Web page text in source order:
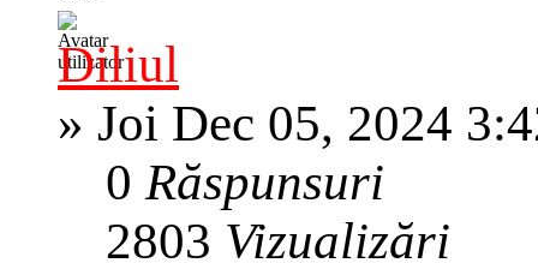
Diliul
» Joi Dec 05, 2024
0Răspunsuri
2803 Vizualizări